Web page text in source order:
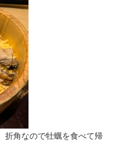
折角なので牡蠣を食べて帰